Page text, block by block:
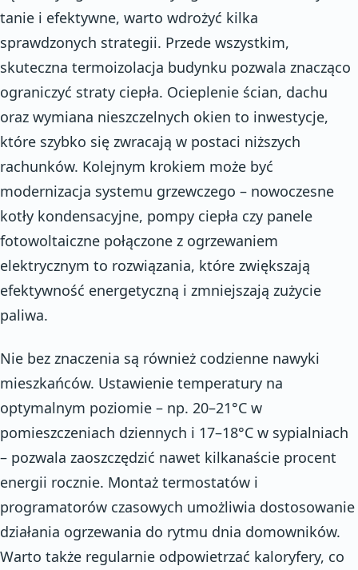
tanie i efektywne, warto wdrożyć kilka
sprawdzonych strategii. Przede wszystkim,
skuteczna termoizolacja budynku pozwala znacząco
ograniczyć straty ciepła. Ocieplenie ścian, dachu
oraz wymiana nieszczelnych okien to inwestycje,
które szybko się zwracają w postaci niższych
rachunków. Kolejnym krokiem może być
modernizacja systemu grzewczego – nowoczesne
kotły kondensacyjne, pompy ciepła czy panele
fotowoltaiczne połączone z ogrzewaniem
elektrycznym to rozwiązania, które zwiększają
efektywność energetyczną i zmniejszają zużycie
paliwa.
Nie bez znaczenia są również codzienne nawyki
mieszkańców. Ustawienie temperatury na
optymalnym poziomie – np. 20–21°C w
pomieszczeniach dziennych i 17–18°C w sypialniach
– pozwala zaoszczędzić nawet kilkanaście procent
energii rocznie. Montaż termostatów i
programatorów czasowych umożliwia dostosowanie
działania ogrzewania do rytmu dnia domowników.
Warto także regularnie odpowietrzać kaloryfery, co